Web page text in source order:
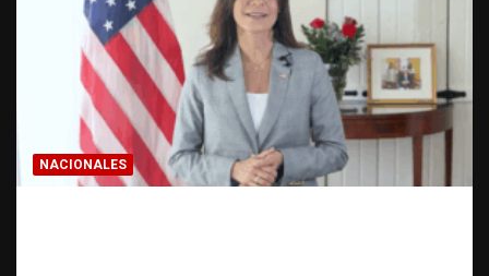
NACIONALES